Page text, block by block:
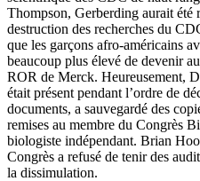
Thompson, Gerberding aurait été
destruction des recherches du
que les garçons afro-américains
beaucoup plus élevé de devenir
ROR de Merck. Heureusement,
était présent pendant l’ordre de
documents, a sauvegardé des
remises au membre du Congrès
biologiste indépendant. Brian
Congrès a refusé de tenir des
la dissimulation.